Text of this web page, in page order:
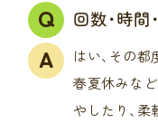
回数･時間
はい､その都
春夏休みな
やしたり､柔